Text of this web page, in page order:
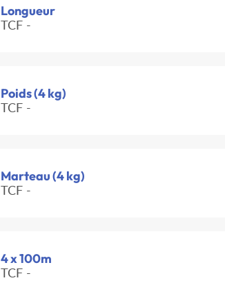
Longueur
TCF -
Poids (4 kg)
TCF -
Marteau (4 kg)
TCF -
4 x 100m
TCF -